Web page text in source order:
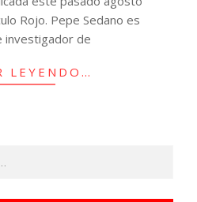
Rojo. Pepe Sedano es
investigador de
LEYENDO…